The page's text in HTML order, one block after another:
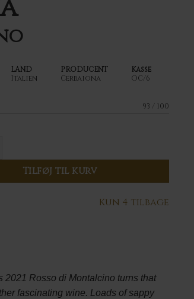
LAND
Italien
PRODUCENT
Cerbaiona
Kasse
OC/6
93 / 100
Kun 4 tilbage
Rosso di Montalcino antal
Tilføj til kurv
2021 Rosso di Montalcino turns that
fascinating wine. Loads of sappy